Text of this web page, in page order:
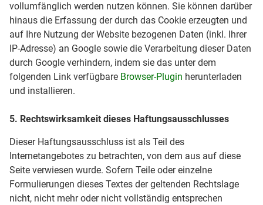
vollumfänglich werden nutzen können. Sie können darüber
hinaus die Erfassung der durch das Cookie erzeugten und
auf Ihre Nutzung der Website bezogenen Daten (inkl. Ihrer
IP-Adresse) an Google sowie die Verarbeitung dieser Daten
durch Google verhindern, indem sie das unter dem
folgenden Link verfügbare Browser-Plugin herunterladen
und installieren.
5. Rechtswirksamkeit dieses Haftungsausschlusses
Dieser Haftungsausschluss ist als Teil des
Internetangebotes zu betrachten, von dem aus auf diese
Seite verwiesen wurde. Sofern Teile oder einzelne
Formulierungen dieses Textes der geltenden Rechtslage
nicht, nicht mehr oder nicht vollständig entsprechen